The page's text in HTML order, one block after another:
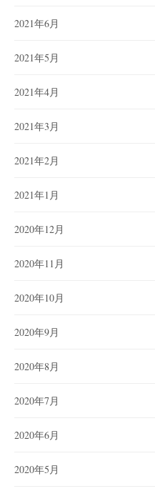
2021年6月
2021年5月
2021年4月
2021年3月
2021年2月
2021年1月
2020年12月
2020年11月
2020年10月
2020年9月
2020年8月
2020年7月
2020年6月
2020年5月